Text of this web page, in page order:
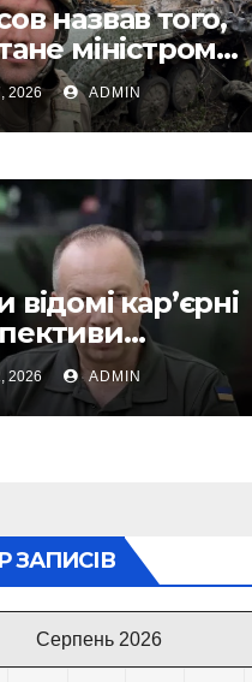
назвав того,
міністром
України, і
чому інакше
бути
2026 ADMIN
відомі кар’єрні
після
з посади
ВСУ
2026 ADMIN
ЗАПИСІВ
Серпень 2026